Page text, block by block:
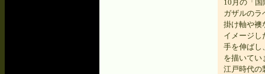
10月の「
ガザルのラ
掛け軸や襖
イメージし
手を伸ばし
を描いてい
江戸時代の